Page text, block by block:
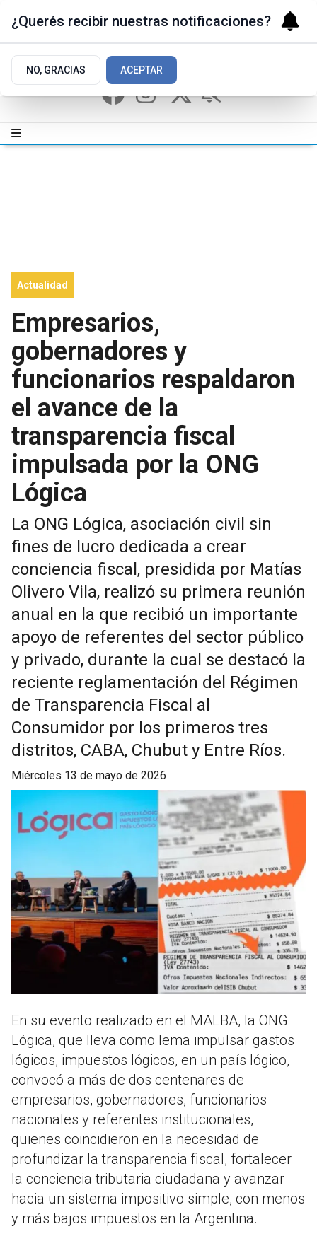
Actualidad
Empresarios,
gobernadores y
funcionarios respaldaron
el avance de la
transparencia fiscal
impulsada por la ONG
Lógica
La ONG Lógica, asociación civil sin
fines de lucro dedicada a crear
conciencia fiscal, presidida por Matías
Olivero Vila, realizó su primera reunión
anual en la que recibió un importante
apoyo de referentes del sector público
y privado, durante la cual se destacó la
reciente reglamentación del Régimen
de Transparencia Fiscal al
Consumidor por los primeros tres
distritos, CABA, Chubut y Entre Ríos.
miércoles 13 de mayo de 2026
En su evento realizado en el MALBA, la ONG
Lógica, que lleva como lema impulsar gastos
lógicos, impuestos lógicos, en un país lógico,
convocó a más de dos centenares de
empresarios, gobernadores, funcionarios
nacionales y referentes institucionales,
quienes coincidieron en la necesidad de
profundizar la transparencia fiscal, fortalecer
la conciencia tributaria ciudadana y avanzar
hacia un sistema impositivo simple, con menos
y más bajos impuestos en la Argentina.
¿Querés recibir nuestras notificaciones?
NO, GRACIAS ACEPTAR